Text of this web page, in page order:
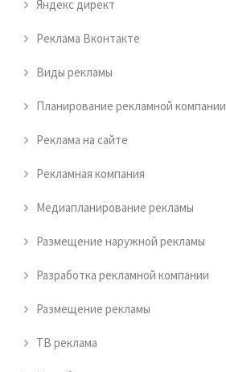
Яндекс директ
Реклама Вконтакте
Виды рекламы
Планирование рекламной компании
Реклама на сайте
Рекламная компания
Медиапланирование рекламы
Размещение наружной рекламы
Разработка рекламной компании
Размещение рекламы
ТВ реклама